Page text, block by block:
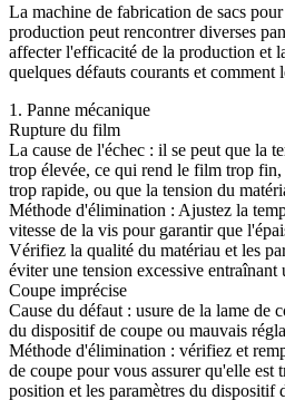
La machine de fabrication de sacs
production peut rencontrer diverses
affecter l'efficacité de la production et
quelques défauts courants et comment
1. Panne mécanique
Rupture du film
La cause de l'échec : il se peut que la
trop élevée, ce qui rend le film trop
trop rapide, ou que la tension du
Méthode d'élimination : Ajustez la
vitesse de la vis pour garantir que
Vérifiez la qualité du matériau et les
éviter une tension excessive
Coupe imprécise
Cause du défaut : usure de la lame de
du dispositif de coupe ou mauvais
Méthode d'élimination : vérifiez et
de coupe pour vous assurer qu'elle est
position et les paramètres du dispositif